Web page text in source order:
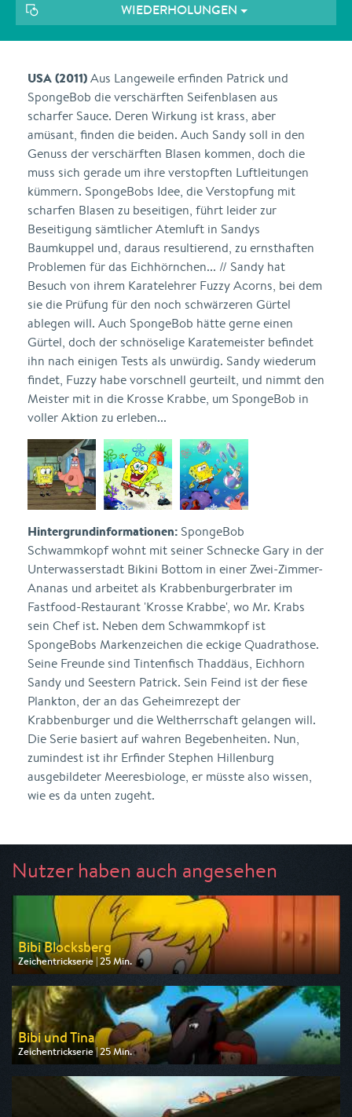
WIEDERHOLUNGEN
USA (2011)Aus Langeweile erfinden Patrick und
SpongeBob die verschärften Seifenblasen aus
scharfer Sauce. Deren Wirkung ist krass, aber
amüsant, finden die beiden. Auch Sandy soll in den
Genuss der verschärften Blasen kommen, doch die
muss sich gerade um ihre verstopften Luftleitungen
kümmern. SpongeBobs Idee, die Verstopfung mit
scharfen Blasen zu beseitigen, führt leider zur
Beseitigung sämtlicher Atemluft in Sandys
Baumkuppel und, daraus resultierend, zu ernsthaften
Problemen für das Eichhörnchen... // Sandy hat
Besuch von ihrem Karatelehrer Fuzzy Acorns, bei dem
sie die Prüfung für den noch schwärzeren Gürtel
ablegen will. Auch SpongeBob hätte gerne einen
Gürtel, doch der schnöselige Karatemeister befindet
ihn nach einigen Tests als unwürdig. Sandy wiederum
findet, Fuzzy habe vorschnell geurteilt, und nimmt den
Meister mit in die Krosse Krabbe, um SpongeBob in
voller Aktion zu erleben...
Hintergrundinformationen: SpongeBob
Schwammkopf wohnt mit seiner Schnecke Gary in der
Unterwasserstadt Bikini Bottom in einer Zwei-Zimmer-
Ananas und arbeitet als Krabbenburgerbrater im
Fastfood-Restaurant 'Krosse Krabbe', wo Mr. Krabs
sein Chef ist. Neben dem Schwammkopf ist
SpongeBobs Markenzeichen die eckige Quadrathose.
Seine Freunde sind Tintenfisch Thaddäus, Eichhorn
Sandy und Seestern Patrick. Sein Feind ist der fiese
Plankton, der an das Geheimrezept der
Krabbenburger und die Weltherrschaft gelangen will.
Die Serie basiert auf wahren Begebenheiten. Nun,
zumindest ist ihr Erfinder Stephen Hillenburg
ausgebildeter Meeresbiologe, er müsste also wissen,
wie es da unten zugeht.
Nutzer haben auch angesehen
Bibi Blocksberg
Zeichentrickserie | 25 Min.
Ausgestrahlt von ZDF
am 09.08.2026, 07:25
Bibi und Tina
Zeichentrickserie | 25 Min.
Ausgestrahlt von ZDF
am 09.08.2026, 07:50